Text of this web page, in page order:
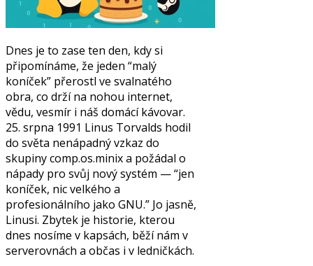
Dnes je to zase ten den, kdy si
připomínáme, že jeden “malý
koníček” přerostl ve svalnatého
obra, co drží na nohou internet,
vědu, vesmír i náš domácí kávovar.
25. srpna 1991 Linus Torvalds hodil
do světa nenápadný vzkaz do
skupiny comp.os.minix a požádal o
nápady pro svůj nový systém — “jen
koníček, nic velkého a
profesionálního jako GNU.” Jo jasně,
Linusi. Zbytek je historie, kterou
dnes nosíme v kapsách, běží nám v
serverovnách a občas i v ledničkách.